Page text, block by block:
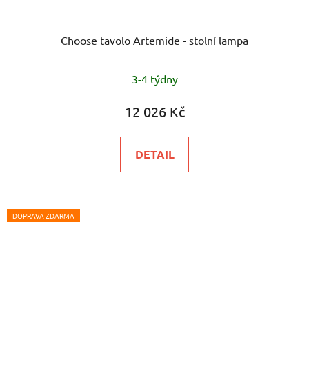
Choose tavolo Artemide - stolní lampa
hodnocení
produktu
5,0
z
3-4 týdny
12 026 Kč
DETAIL
DOPRAVA ZDARMA